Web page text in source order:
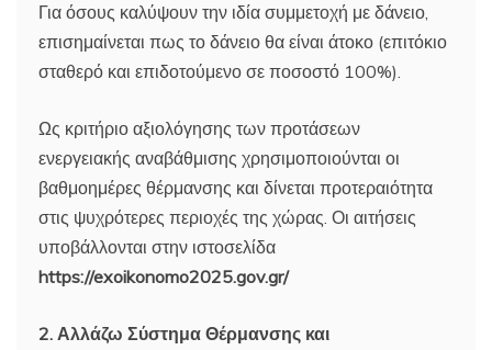
Για όσους καλύψουν την ιδία συμμετοχή με δάνειο,
επισημαίνεται πως το δάνειο θα είναι άτοκο (επιτόκιο
σταθερό και επιδοτούμενο σε ποσοστό 100%).
Ως κριτήριο αξιολόγησης των προτάσεων
ενεργειακής αναβάθμισης χρησιμοποιούνται οι
βαθμοημέρες θέρμανσης και δίνεται προτεραιότητα
στις ψυχρότερες περιοχές της χώρας. Οι αιτήσεις
υποβάλλονται στην ιστοσελίδα
https://exoikonomo2025.gov.gr/
2. Αλλάζω Σύστημα Θέρμανσης και